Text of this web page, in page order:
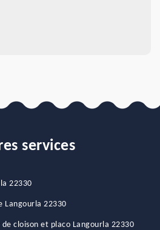
services
22330
Langourla 22330
cloison et placo Langourla 22330